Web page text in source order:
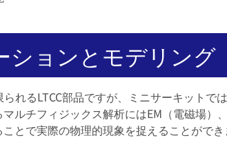
ションとモデリング
れるLTCC部品ですが、ミニサーキット
ルチフィジックス解析にはEM（電磁場
とで実際の物理的現象を捉えることができ